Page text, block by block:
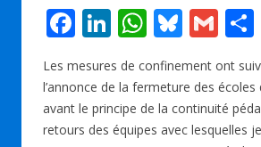
F
e
b
o
Li
n
k
e
dI
W
h
at
s
A
Bl
e
sk
y
G
m
ai
l
Les mesures de confinement ont
l’annonce de la fermeture des écoles
avant le principe de la continuité
retours des équipes avec lesquelles